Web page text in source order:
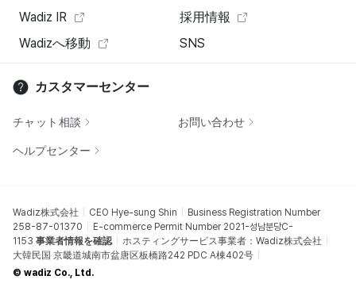
Wadiz IR
採用情報
Wadizへ移動
SNS
カスタマーセンター
チャット相談 お問い合わせ
ヘルプセンター
Wadiz株式会社 CEO Hye-sung Shin
Business Registration Number
258-87-01370
E-commerce Permit Number 2021-성남분당C-
1153 事業者情報を確認
ホスティングサービス事業者：Wadiz株式会社
大韓民国 京畿道城南市盆唐区板橋路242 PDC A棟402号
© wadiz Co., Ltd.